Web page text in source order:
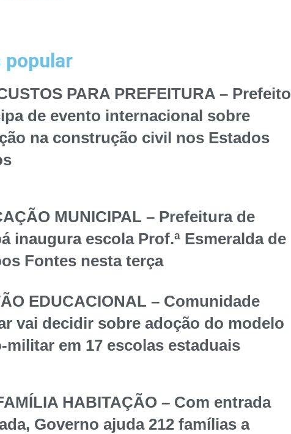
popular
PARA PREFEITURA – Prefeito
de evento internacional sobre
na construção civil nos Estados
MUNICIPAL – Prefeitura de
inaugura escola Prof.ª Esmeralda de
Fontes nesta terça
EDUCACIONAL – Comunidade
vai decidir sobre adoção do modelo
militar em 17 escolas estaduais
HABITAÇÃO – Com entrada
Governo ajuda 212 famílias a